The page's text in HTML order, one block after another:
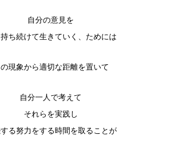
自分の意見を
ち続けて生きていく、ためには
現象から適切な距離を置いて
自分一人で考えて
それらを実践し
る努力をする時間を取ることが